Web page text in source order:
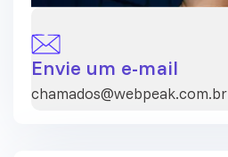
Envie um e-mail
chamados@webpeak.com.br